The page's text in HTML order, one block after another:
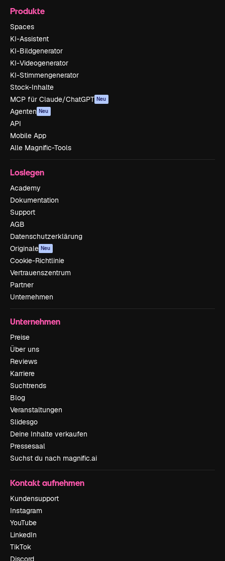
Produkte
Spaces
KI-Assistent
KI-Bildgenerator
KI-Videogenerator
KI-Stimmengenerator
Stock-Inhalte
MCP für Claude/ChatGPT Neu
Agenten Neu
API
Mobile App
Alle Magnific-Tools
Loslegen
Academy
Dokumentation
Support
AGB
Datenschutzerklärung
Originale Neu
Cookie-Richtlinie
Vertrauenszentrum
Partner
Unternehmen
Unternehmen
Preise
Über uns
Reviews
Karriere
Suchtrends
Blog
Veranstaltungen
Slidesgo
Deine Inhalte verkaufen
Pressesaal
Suchst du nach magnific.ai
Kontakt aufnehmen
Kundensupport
Instagram
YouTube
LinkedIn
TikTok
Discord